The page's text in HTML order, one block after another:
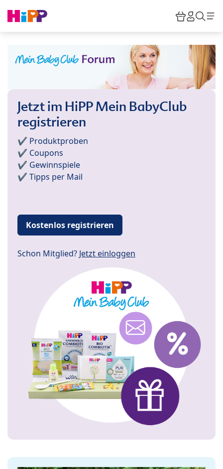
HiPP
Jetzt im HiPP Mein BabyClub
registrieren
✔️ Produktproben
✔️ Coupons
✔️ Gewinnspiele
✔️ Tipps per Mail
Kostenlos registrieren
Schon Mitglied? Jetzt einloggen